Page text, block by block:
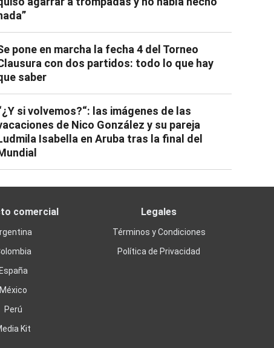
pone en marcha la fecha 4 del Torneo
con dos partidos: todo lo que hay
saber
si volvemos?“: las imágenes de las
de Nico González y su pareja
Isabella en Aruba tras la final del
comercial
España
México
Perú
Kit
Legales
Términos y Condiciones
Política de Privacidad